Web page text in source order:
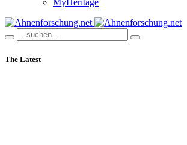
MyHeritage
The Latest